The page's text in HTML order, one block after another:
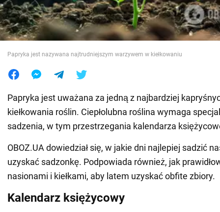
Świat
Jedzenie
Papryka jest nazywana najtrudniejszym warzywem w kiełkowaniu
Papryka jest uważana za jedną z najbardziej
kiełkowania roślin. Ciepłolubna roślina wymaga
sadzenia, w tym przestrzegania kalendarza
OBOZ.UA dowiedział się, w jakie dni najlepiej sadzić
uzyskać sadzonkę. Podpowiada również, jak
nasionami i kiełkami, aby latem uzyskać obfite zbiory.
Kalendarz księżycowy